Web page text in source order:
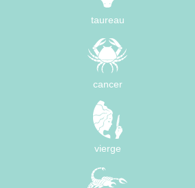
taureau
cancer
vierge